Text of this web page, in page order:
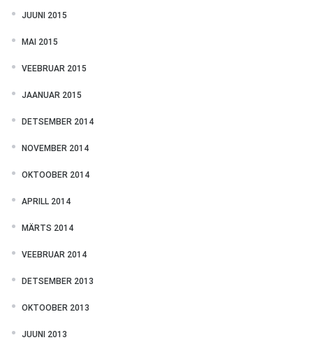
JUUNI 2015
MAI 2015
VEEBRUAR 2015
JAANUAR 2015
DETSEMBER 2014
NOVEMBER 2014
OKTOOBER 2014
APRILL 2014
MÄRTS 2014
VEEBRUAR 2014
DETSEMBER 2013
OKTOOBER 2013
JUUNI 2013